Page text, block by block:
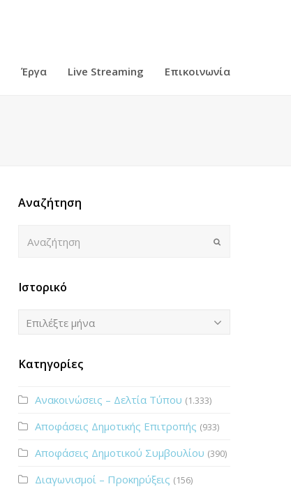
Έργα Live Streaming Επικοινωνία
Αναζήτηση
Ιστορικό
Ιστορικό
Επιλέξτε μήνα
Κατηγορίες
Ανακοινώσεις – Δελτία Τύπου (1.333)
Αποφάσεις Δημοτικής Επιτροπής (933)
Αποφάσεις Δημοτικού Συμβουλίου (390)
Διαγωνισμοί – Προκηρύξεις (156)